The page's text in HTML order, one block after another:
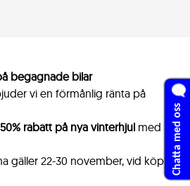
begagnade bilar
vi en förmånlig ränta på
50% rabatt på nya vinterhjul med
gäller 22-30 november, vid köp Chatta med oss